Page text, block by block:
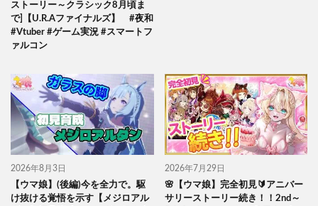
ストーリー～クラシック8月頃ま
で]【U.R.Aファイナルズ】 #夜和
#Vtuber #ゲーム実況 #スマートフ
ァルコン
2026年8月3日
【ウマ娘】(後編)今を全力で。駆
け抜ける覚悟を示す【メジロアル
2026年7月29日
🌸【ウマ娘】完全初見🔰アニバー
サリーストーリー続き！！2nd～